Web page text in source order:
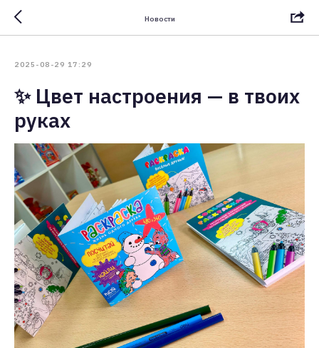
Новости
2025-08-29 17:29
✨ Цвет настроения — в твоих
руках